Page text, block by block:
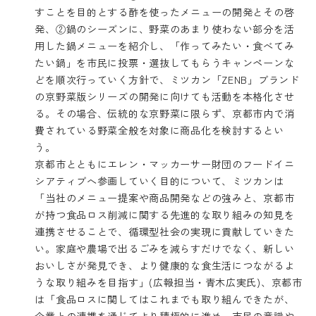
すことを目的とする酢を使ったメニューの開発とその啓
発、②鍋のシーズンに、野菜のあまり使わない部分を活
用した鍋メニューを紹介し、「作ってみたい・食べてみ
たい鍋」を市民に投票・選抜してもらうキャンペーンな
どを順次行っていく方針で、ミツカン「ZENB」ブランド
の京野菜版シリーズの開発に向けても活動を本格化させ
る。その場合、伝統的な京野菜に限らず、京都市内で消
費されている野菜全般を対象に商品化を検討するとい
う。
京都市とともにエレン・マッカーサー財団のフードイニ
シアティブへ参画していく目的について、ミツカンは
「当社のメニュー提案や商品開発などの強みと、京都市
が持つ食品ロス削減に関する先進的な取り組みの知見を
連携させることで、循環型社会の実現に貢献していきた
い。家庭や農場で出るごみを減らすだけでなく、新しい
おいしさが発見でき、より健康的な食生活につながるよ
うな取り組みを目指す」(広報担当・青木広実氏)、京都市
は「食品ロスに関してはこれまでも取り組んできたが、